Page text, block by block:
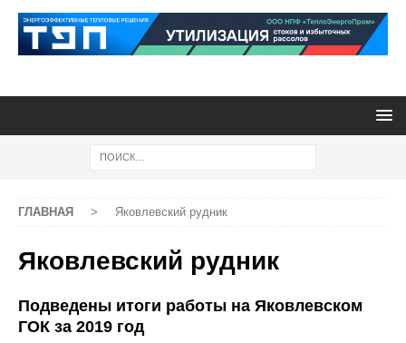
ГЛАВНАЯ > Яковлевский рудник
Яковлевский рудник
Подведены итоги работы на Яковлевском
ГОК за 2019 год